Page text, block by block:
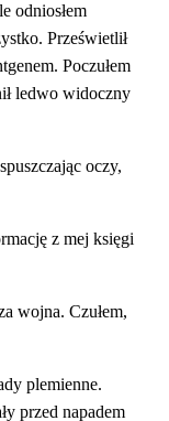
odniosłem
Prześwietlił
Poczułem
ledwo widoczny
oczy,
z mej księgi
wojna. Czułem,
plemienne.
przed napadem